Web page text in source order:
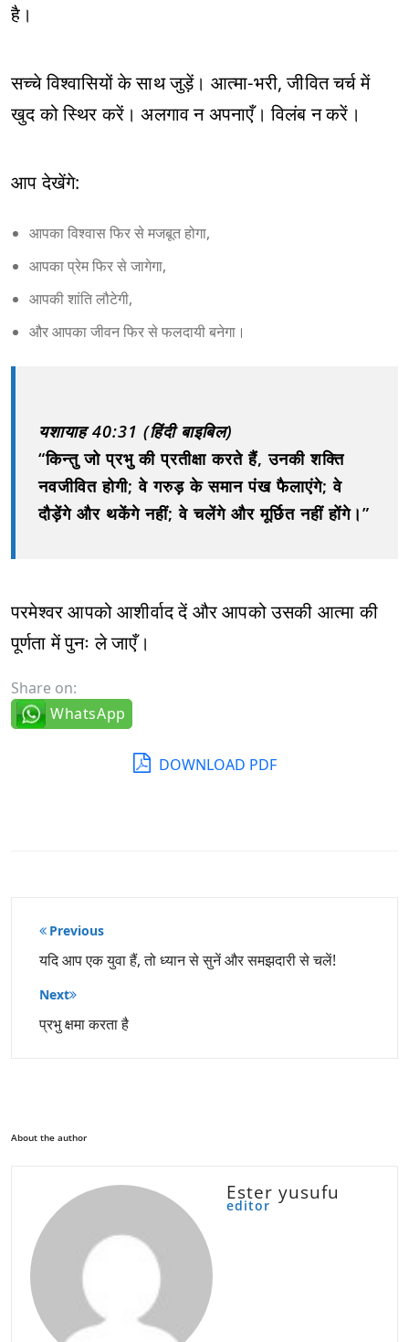
है।
सच्चे विश्वासियों के साथ जुड़ें। आत्मा-भरी, जीवित चर्च में
खुद को स्थिर करें। अलगाव न अपनाएँ। विलंब न करें।
आप देखेंगे:
आपका विश्वास फिर से मजबूत होगा,
आपका प्रेम फिर से जागेगा,
आपकी शांति लौटेगी,
और आपका जीवन फिर से फलदायी बनेगा।
यशायाह 40:31 (हिंदी बाइबिल)
“किन्तु जो प्रभु की प्रतीक्षा करते हैं, उनकी शक्ति
नवजीवित होगी; वे गरुड़ के समान पंख फैलाएंगे; वे
दौड़ेंगे और थकेंगे नहीं; वे चलेंगे और मूर्छित नहीं होंगे।”
परमेश्वर आपको आशीर्वाद दें और आपको उसकी आत्मा की
पूर्णता में पुनः ले जाएँ।
Share on:
WhatsApp
DOWNLOAD PDF
पोस्ट
नेविगेशन
Previous
यदि आप एक युवा हैं, तो ध्यान से सुनें और समझदारी से चलें!
Next
प्रभु क्षमा करता है
About the author
Ester yusufu
editor